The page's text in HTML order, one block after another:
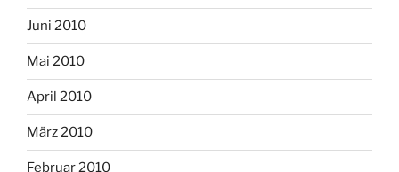
Juni 2010
Mai 2010
April 2010
März 2010
Februar 2010